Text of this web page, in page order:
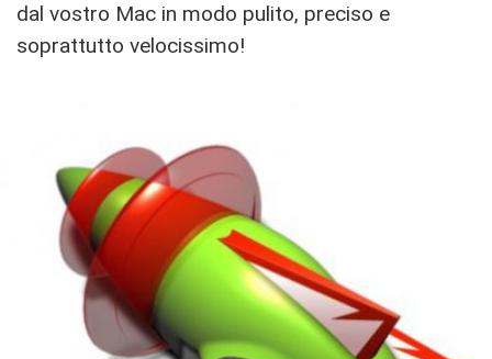
dal vostro Mac in modo pulito, preciso e
soprattutto velocissimo!